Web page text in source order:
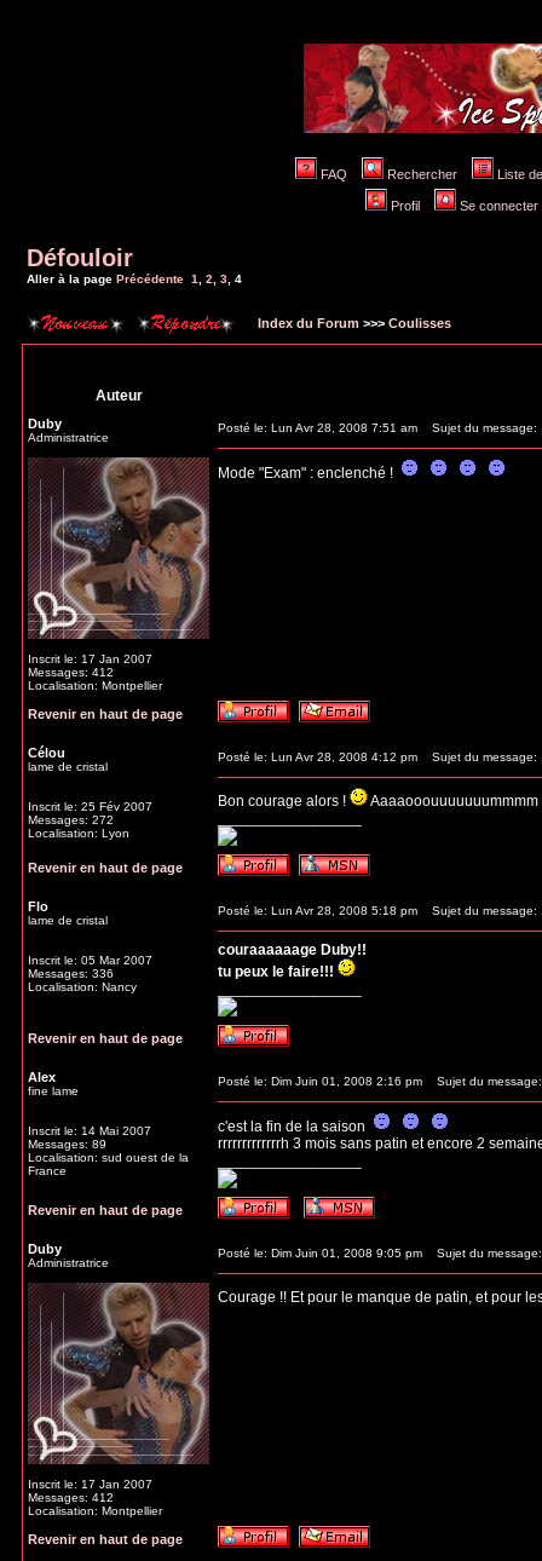
FAQ Rechercher Liste
Profil Se
Défouloir
Aller à la page Précédente 1 2 3 4
Index du Forum >>> Coulisses
Auteur
Duby
Administratrice
Inscrit le: 17 Jan 2007
Messages: 412
Localisation: Montpellier
Posté le: Lun Avr 28, 2008 7:51 am Sujet du message:
Mode "Exam" : enclenché !
Revenir en haut de page
Célou
lame de cristal
Inscrit le: 25 Fév 2007
Messages: 272
Localisation: Lyon
Posté le: Lun Avr 28, 2008 4:12 pm Sujet du message:
Bon courage alors !
Aaaaooouuuuuuummmm
Revenir en haut de page
Flo
lame de cristal
Inscrit le: 05 Mar 2007
Messages: 336
Localisation: Nancy
Posté le: Lun Avr 28, 2008 5:18 pm Sujet du message:
couraaaaaage Duby!!
tu peux le faire!!!
Revenir en haut de page
Alex
fine lame
Inscrit le: 14 Mai 2007
Messages: 89
Localisation: sud ouest de la
France
Posté le: Dim Juin 01, 2008 2:16 pm Sujet du message:
c'est la fin de la saison
rrrrrrrrrrrrrh 3 mois sans patin et encore 2
Revenir en haut de page
Duby
Administratrice
Inscrit le: 17 Jan 2007
Messages: 412
Localisation: Montpellier
Posté le: Dim Juin 01, 2008 9:05 pm Sujet du message:
Courage !! Et pour le manque de patin, et pour
Revenir en haut de page